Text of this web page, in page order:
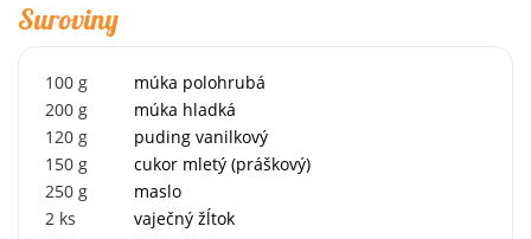
Suroviny
100 g
múka polohrubá
200 g
múka hladká
120 g
puding vanilkový
150 g
cukor mletý (práškový)
250 g
maslo
2 ks
vaječný žĺtok